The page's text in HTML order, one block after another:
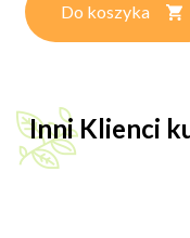
Do koszyka
Inni Klienci